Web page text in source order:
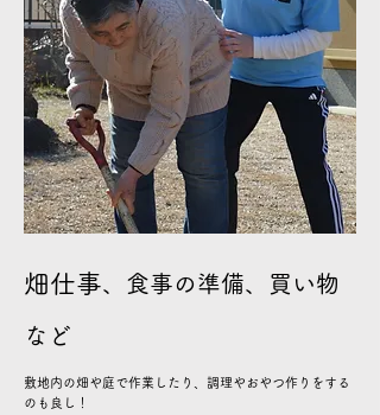
畑仕事、食事の準備、買い物
など
​敷地内の畑や庭で作業したり、調理やおやつ作りをする
のも良し！